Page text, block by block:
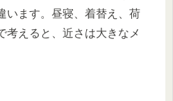
います。昼寝、着替え、荷
考えると、近さは大きなメ